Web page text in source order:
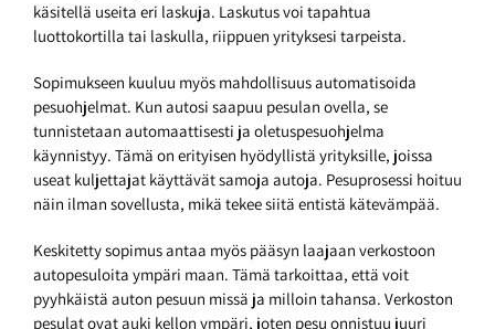
käsitellä useita eri laskuja. Laskutus voi tapahtua
luottokortilla tai laskulla, riippuen yrityksesi tarpeista.
Sopimukseen kuuluu myös mahdollisuus automatisoida
pesuohjelmat. Kun autosi saapuu pesulan ovella, se
tunnistetaan automaattisesti ja oletuspesuohjelma
käynnistyy. Tämä on erityisen hyödyllistä yrityksille, joissa
useat kuljettajat käyttävät samoja autoja. Pesuprosessi hoituu
näin ilman sovellusta, mikä tekee siitä entistä kätevämpää.
Keskitetty sopimus antaa myös pääsyn laajaan verkostoon
autopesuloita ympäri maan. Tämä tarkoittaa, että voit
pyyhkäistä auton pesuun missä ja milloin tahansa. Verkoston
pesulat ovat auki kellon ympäri, joten pesu onnistuu juuri